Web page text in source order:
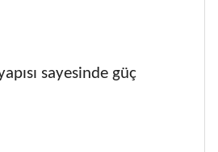
sayesinde güç